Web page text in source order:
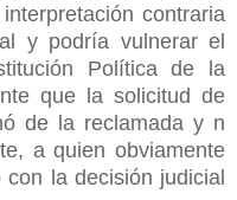
contraria
y podría vulnerar el
Política de la
que la solicitud de
de la reclamada y n
a quien obviamente
la decisión judicial